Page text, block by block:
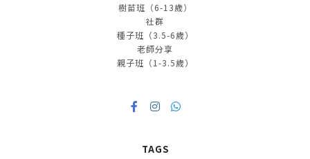
樹苗班（6-13歲）
社群
種子班（3.5-6歲）
老師分享
親子班（1-3.5歲）
TAGS